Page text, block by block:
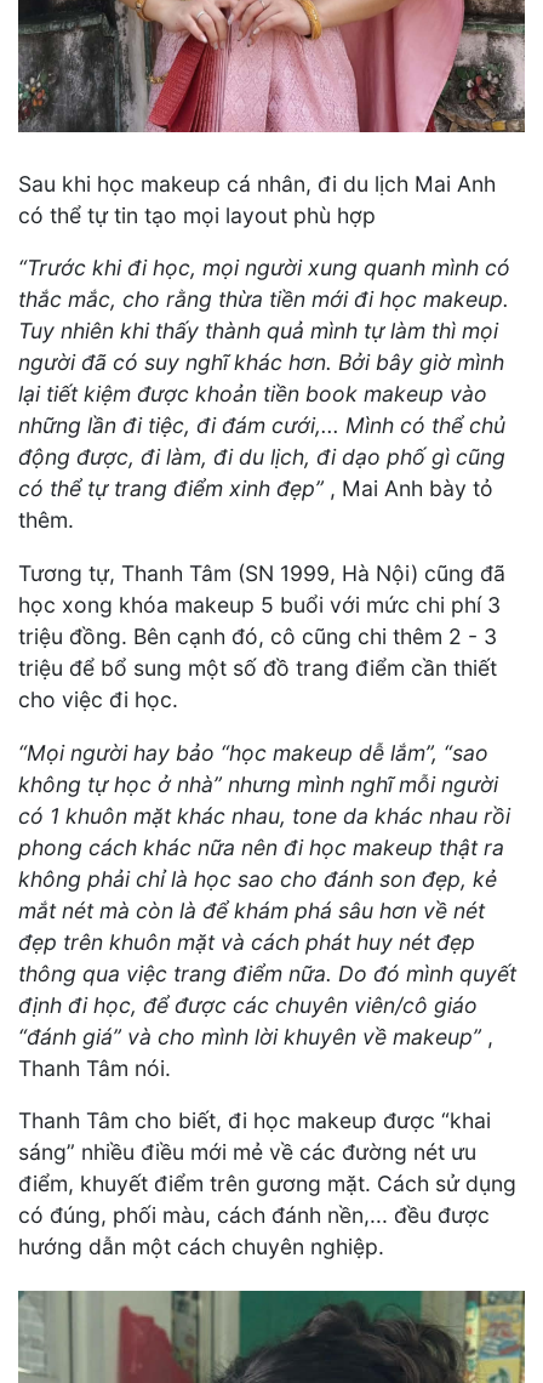
Sau khi học makeup cá nhân, đi du lịch Mai Anh
có thể tự tin tạo mọi layout phù hợp
“Trước khi đi học, mọi người xung quanh mình có
thắc mắc, cho rằng thừa tiền mới đi học makeup.
Tuy nhiên khi thấy thành quả mình tự làm thì mọi
người đã có suy nghĩ khác hơn. Bởi bây giờ mình
lại tiết kiệm được khoản tiền book makeup vào
những lần đi tiệc, đi đám cưới,... Mình có thể chủ
động được, đi làm, đi du lịch, đi dạo phố gì cũng
có thể tự trang điểm xinh đẹp” , Mai Anh bày tỏ
thêm.
Tương tự, Thanh Tâm (SN 1999, Hà Nội) cũng đã
học xong khóa makeup 5 buổi với mức chi phí 3
triệu đồng. Bên cạnh đó, cô cũng chi thêm 2 - 3
triệu để bổ sung một số đồ trang điểm cần thiết
cho việc đi học.
“Mọi người hay bảo “học makeup dễ lắm”, “sao
không tự học ở nhà” nhưng mình nghĩ mỗi người
có 1 khuôn mặt khác nhau, tone da khác nhau rồi
phong cách khác nữa nên đi học makeup thật ra
không phải chỉ là học sao cho đánh son đẹp, kẻ
mắt nét mà còn là để khám phá sâu hơn về nét
đẹp trên khuôn mặt và cách phát huy nét đẹp
thông qua việc trang điểm nữa. Do đó mình quyết
định đi học, để được các chuyên viên/cô giáo
“đánh giá” và cho mình lời khuyên về makeup” ,
Thanh Tâm nói.
Thanh Tâm cho biết, đi học makeup được “khai
sáng” nhiều điều mới mẻ về các đường nét ưu
điểm, khuyết điểm trên gương mặt. Cách sử dụng
có đúng, phối màu, cách đánh nền,... đều được
hướng dẫn một cách chuyên nghiệp.